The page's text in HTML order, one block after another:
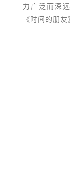
力广泛而深
《时间的朋友